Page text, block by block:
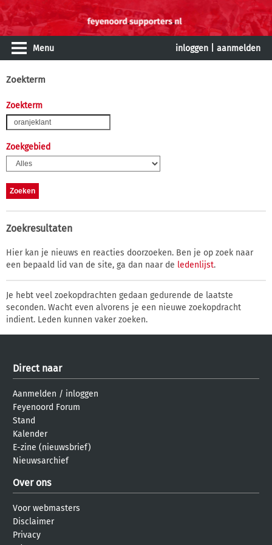
Menu inloggen aanmelden
Zoekterm
Zoekterm
Zoekgebied
Zoekresultaten
Hier kan je nieuws en reacties doorzoeken. Ben je op zoek naar
een bepaald lid van de site, ga dan naar de ledenlijst.
Je hebt veel zoekopdrachten gedaan gedurende de laatste
seconden. Wacht even alvorens je een nieuwe zoekopdracht
indient. Leden kunnen vaker zoeken.
Direct naar
Aanmelden / inloggen
Feyenoord Forum
Stand
Kalender
E-zine (nieuwsbrief)
Nieuwsarchief
Over ons
Voor webmasters
Disclaimer
Privacy